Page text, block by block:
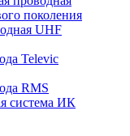
поколения
UHF
Televic
RMS
система ИК